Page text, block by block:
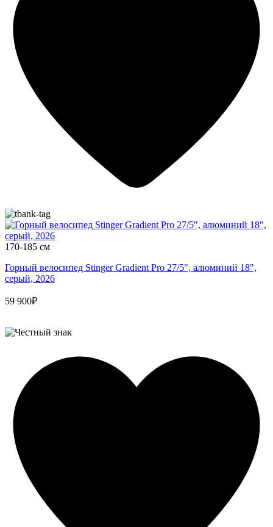
170-185 см
Горный велосипед Stinger Gradient Pro 27/5", алюминий 18",
серый, 2026
59 900₽